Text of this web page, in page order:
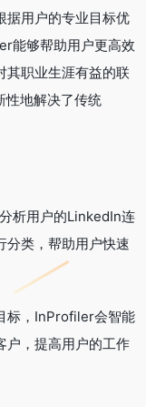
据用户的专业目标优
能够帮助用户更高效
其职业生涯有益的联
性地解决了传统
析用户的LinkedIn连
分类，帮助用户快速
标，InProfiler会智能
户，提高用户的工作